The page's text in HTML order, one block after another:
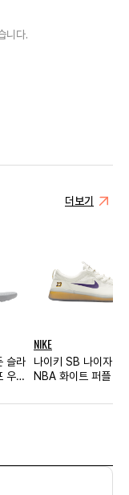
니다.
더보기
슬라
우먼
NIKE
나이키 SB 나이자 프
NBA 화이트 퍼플